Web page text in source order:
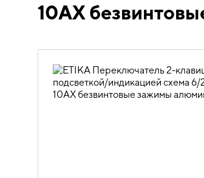
06.01 Электроустановочные изделия
алюминий
10АХ